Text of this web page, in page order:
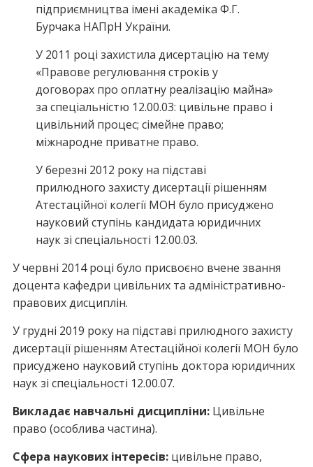
підприємництва імені академіка Ф.Г.
Бурчака НАПрН України.
У 2011 році захистила дисертацію на тему
«Правове регулювання строків у
договорах про оплатну реалізацію майна»
за спеціальністю 12.00.03: цивільне право і
цивільний процес; сімейне право;
міжнародне приватне право.
У березні 2012 року на підставі
прилюдного захисту дисертації рішенням
Атестаційної колегії МОН було присуджено
науковий ступінь кандидата юридичних
наук зі спеціальності 12.00.03.
У червні 2014 році було присвоєно вчене звання
доцента кафедри цивільних та адміністративно-
правових дисциплін.
У грудні 2019 року на підставі прилюдного захисту
дисертації рішенням Атестаційної колегії МОН було
присуджено науковий ступінь доктора юридичних
наук зі спеціальності 12.00.07.
Викладає навчальні дисципліни:Цивільне
право (особлива частина).
Сфера наукових інтересів:цивільне право,